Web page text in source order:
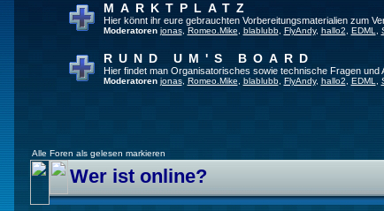
MARKTPLATZ
Hier könnt ihr eure gebrauchten Vorbereitungsmaterialien zum
Moderatoren jonas, Romeo.Mike blablubb, FlyAndy, hallo2 EDML
RUND UM'S BOARD
Hier findet man Organisatorisches sowie technische Fragen und
Moderatoren jonas, Romeo.Mike blablubb, FlyAndy, hallo2 EDML
Alle Foren als gelesen markieren
Wer ist online?